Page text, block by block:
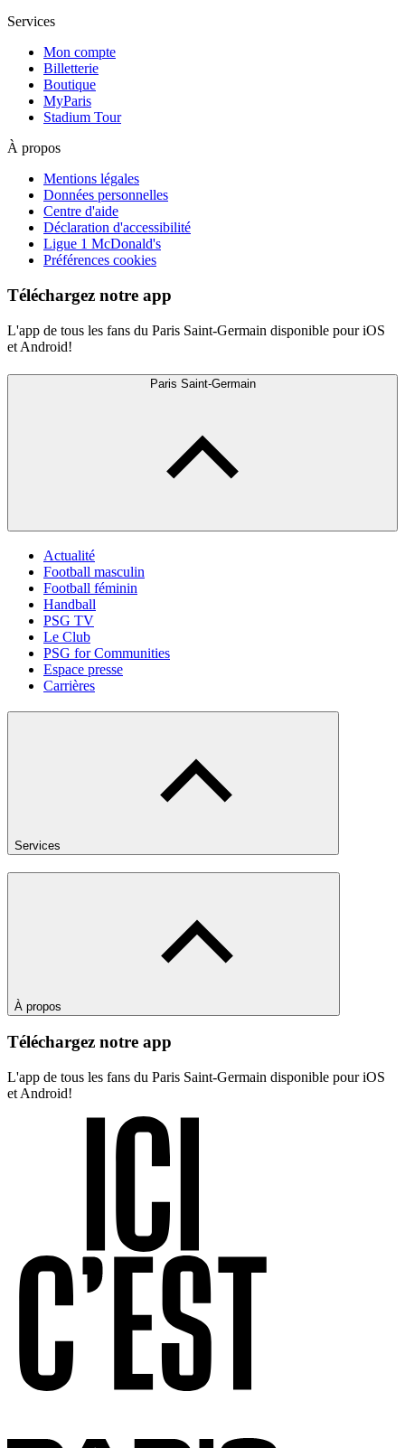
Services
Mon compte
Billetterie
Boutique
MyParis
Stadium Tour
À propos
Mentions légales
Données personnelles
Centre d'aide
Déclaration d'accessibilité
Ligue 1 McDonald's
Préférences cookies
Téléchargez notre app
L'app de tous les fans du Paris Saint-Germain disponible pour iOS
et Android!
Paris Saint-Germain
Actualité
Football masculin
Football féminin
Handball
PSG TV
Le Club
PSG for Communities
Espace presse
Carrières
Services
À propos
Téléchargez notre app
L'app de tous les fans du Paris Saint-Germain disponible pour iOS
et Android!